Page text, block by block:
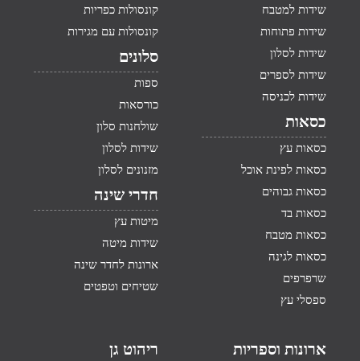
שידות למטבח
שידות פתוחות
שידות לסלון
שידות לספרים
שידות לכניסה
כסאות
כסאות עץ
כסאות לפינת אוכל
כסאות גבוהים
כסאות בד
כסאות מטבח
כסאות לגינה
שרפרפים
ספסלי עץ
קונסולות כפריות
קונסולות עם מגירות
סלונים
ספות
כורסאות
שולחנות סלון
שידות לסלון
מזנונים לסלון
חדרי שינה
מיטות עץ
שידות מיטה
ארונות לחדר שינה
שטיחים וטפטים
ארונות וספריות ריהוט גן